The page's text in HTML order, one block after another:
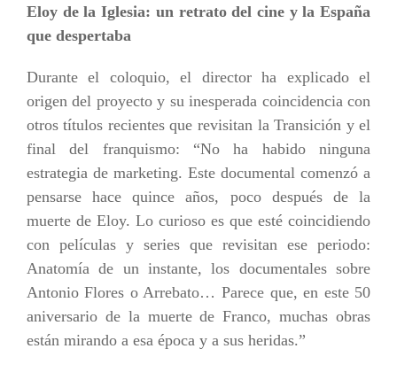
Eloy de la Iglesia: un retrato del cine y la España
que despertaba
Durante el coloquio, el director ha explicado el
origen del proyecto y su inesperada coincidencia con
otros títulos recientes que revisitan la Transición y el
final del franquismo: “No ha habido ninguna
estrategia de marketing. Este documental comenzó a
pensarse hace quince años, poco después de la
muerte de Eloy. Lo curioso es que esté coincidiendo
con películas y series que revisitan ese periodo:
Anatomía de un instante, los documentales sobre
Antonio Flores o Arrebato… Parece que, en este 50
aniversario de la muerte de Franco, muchas obras
están mirando a esa época y a sus heridas.”